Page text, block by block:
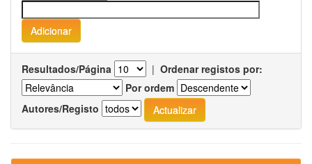
Resultados/Página | Ordenar registos por:
Por ordem
Autores/Registo